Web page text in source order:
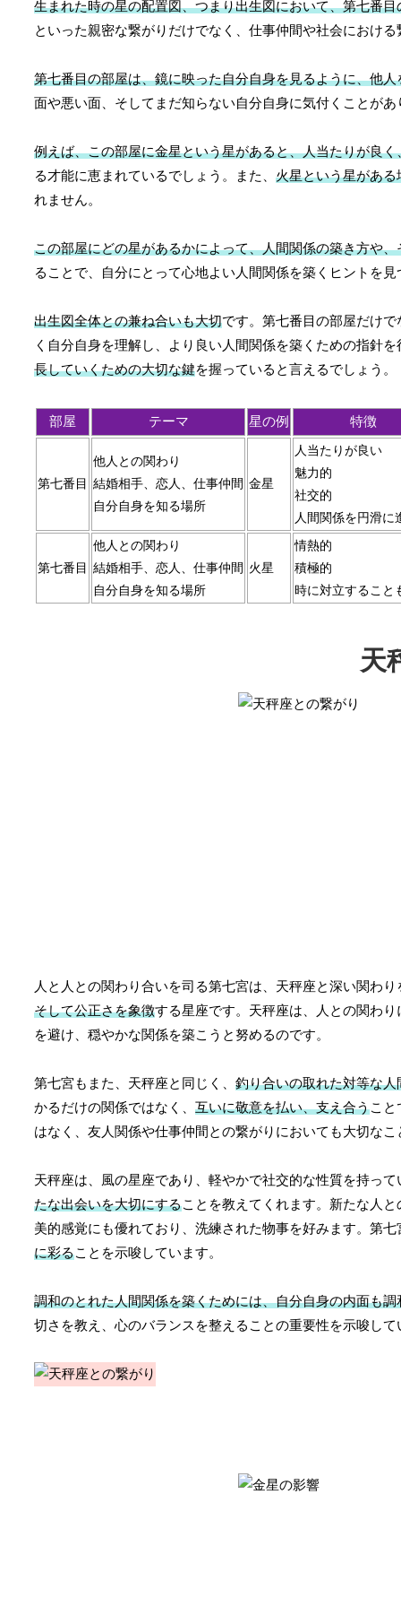
生まれた時の星の配置図、つまり出生図において、第七番
といった親密な繋がりだけでなく、仕事仲間や社会におけ
第七番目の部屋は、鏡に映った自分自身を見るように、他
面や悪い面、そしてまだ知らない自分自身に気付くことが
例えば、この部屋に金星という星があると、人当たりが良
る才能に恵まれているでしょう。また、 火星という星があ
れません。
この部屋にどの星があるかによって、人間関係の築き方や
ることで、自分にとって心地よい人間関係を築くヒントを
出生図全体との兼ね合いも大切です。第七番目の部屋だけ
く自分自身を理解し、より良い人間関係を築くための指針
長していくための大切な鍵を握っていると言えるでしょう。
部屋 テーマ 星の例 特徴
第七番目
他人との関わり
結婚相手、恋人、仕事仲間
自分自身を知る場所
金星
人当たりが良い
魅力的
社交的
人間関係を円滑に
第七番目
他人との関わり
結婚相手、恋人、仕事仲間
自分自身を知る場所
火星
情熱的
積極的
時に対立すること
天
人と人との関わり合いを司る第七宮は、天秤座と深い関わ
そして公正さを象徴する星座です。天秤座は、人との関わ
を避け、穏やかな関係を築こうと努めるのです。
第七宮もまた、天秤座と同じく、 釣り合いの取れた対等な人
かるだけの関係ではなく、 互いに敬意を払い、支え合うこと
はなく、友人関係や仕事仲間との繋がりにおいても大切なこ
天秤座は、風の星座であり、軽やかで社交的な性質を持っ
たな出会いを大切にすることを教えてくれます。新たな人
美的感覚にも優れており、洗練された物事を好みます。第七
に彩ることを示唆しています。
調和のとれた人間関係を築くためには、自分自身の内面も
切さを教え、心のバランスを整えることの重要性を示唆し